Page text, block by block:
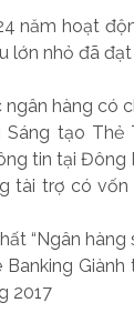
năm hoạt
lớn nhỏ đã
hàng có
Sáng tạo
tin tại Đông
tài trợ có
“Ngân hàng
2017